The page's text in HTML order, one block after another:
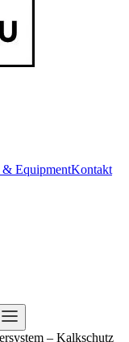
& EquipmentKontakt
– Kalkschutz